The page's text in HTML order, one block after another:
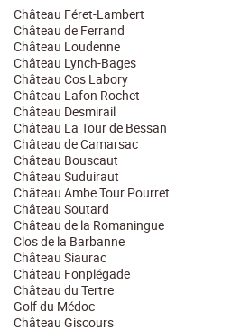
Château Féret-Lambert
Château de Ferrand
Château Loudenne
Château Lynch-Bages
Château Cos Labory
Château Lafon Rochet
Château Desmirail
Château La Tour de Bessan
Château de Camarsac
Château Bouscaut
Château Suduiraut
Château Ambe Tour Pourret
Château Soutard
Château de la Romaningue
Clos de la Barbanne
Château Siaurac
Château Fonplégade
Château du Tertre
Golf du Médoc
Château Giscours